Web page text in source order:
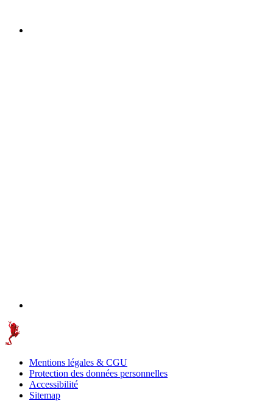
Mentions légales & CGU
Protection des données personnelles
Accessibilité
Sitemap